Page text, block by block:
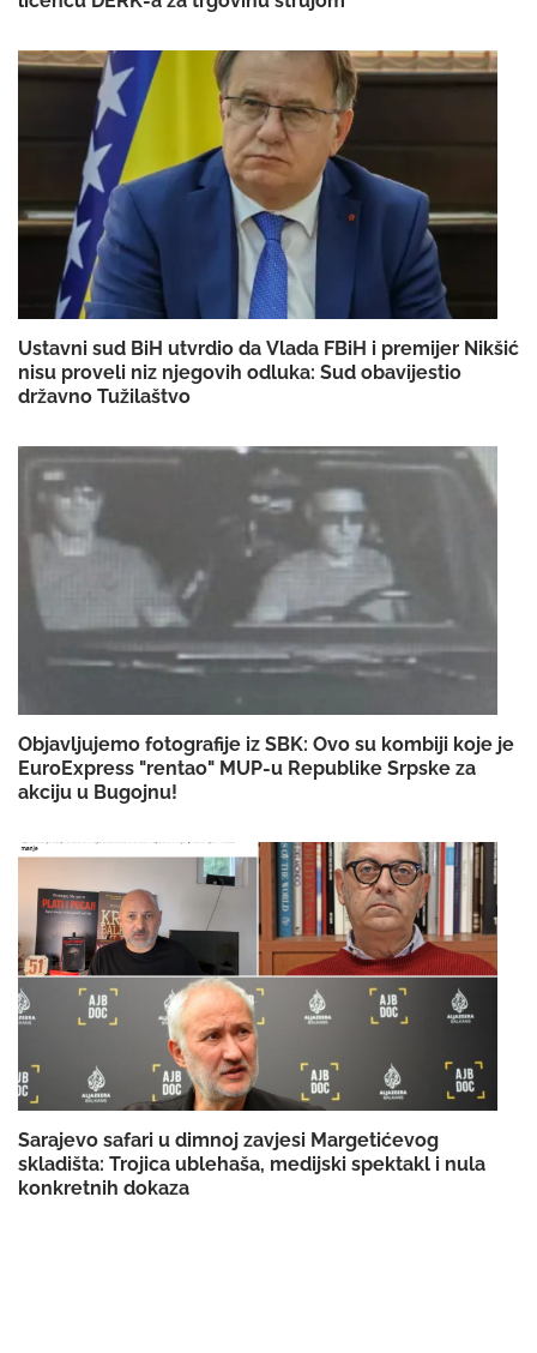
Ustavni sud BiH utvrdio da Vlada FBiH i premijer Nikšić
nisu proveli niz njegovih odluka: Sud obavijestio
državno Tužilaštvo
Objavljujemo fotografije iz SBK: Ovo su kombiji koje je
EuroExpress "rentao" MUP-u Republike Srpske za
akciju u Bugojnu!
Sarajevo safari u dimnoj zavjesi Margetićevog
skladišta: Trojica ublehaša, medijski spektakl i nula
konkretnih dokaza